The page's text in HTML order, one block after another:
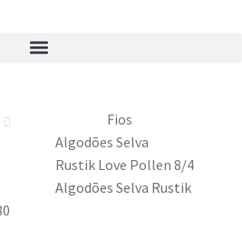
Fios
Algodões Selva
Rustik Love Pollen 8/4
Algodões Selva Rustik